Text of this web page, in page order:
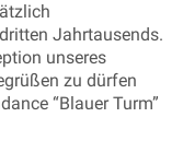
Jahrtausends.
unseres
zu dürfen
“Blauer Turm”